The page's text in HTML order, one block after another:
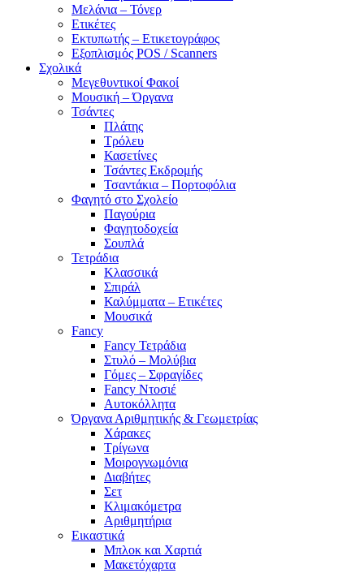
Μελάνια – Τόνερ
Ετικέτες
Εκτυπωτής – Ετικετογράφος
Εξοπλισμός POS / Scanners
Σχολικά
Μεγεθυντικοί Φακοί
Μουσική – Όργανα
Τσάντες
Πλάτης
Τρόλευ
Κασετίνες
Τσάντες Εκδρομής
Τσαντάκια – Πορτοφόλια
Φαγητό στο Σχολείο
Παγούρια
Φαγητοδοχεία
Σουπλά
Τετράδια
Κλασσικά
Σπιράλ
Καλύμματα – Ετικέτες
Μουσικά
Fancy
Fancy Τετράδια
Στυλό – Μολύβια
Γόμες – Σφραγίδες
Fancy Ντοσιέ
Αυτοκόλλητα
Όργανα Αριθμητικής & Γεωμετρίας
Χάρακες
Τρίγωνα
Mοιρογνωμόνια
Διαβήτες
Σετ
Κλιμακόμετρα
Αριθμητήρια
Εικαστικά
Μπλοκ και Χαρτιά
Μακετόχαρτα